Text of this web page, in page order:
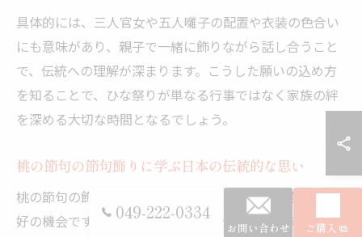
具体的には、三人官女や五人囃子の配置や衣装の色合い
にも意味があり、親子で一緒に飾りながら話し合うこと
で、伝統への理解が深まります。こうした願いの込め方
を知ることで、ひな祭りが単なる行事ではなく家族の絆
を深める大切な時間となるでしょう。
桃の節句の節句飾りに学ぶ日本の伝統的な思い
桃の節句の飾りは、日本の伝統的な思いや文化を学ぶ絶
好の機会です。飾りには厄除けや幸せを願う意味が込め
049-222-0334
お問い合わせ ご購入